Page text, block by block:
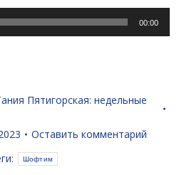
00:00
Пятигорская: недельные
Оставить комментарий
Шофтим